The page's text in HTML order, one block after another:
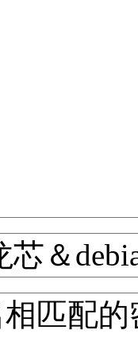
＆
匹配的